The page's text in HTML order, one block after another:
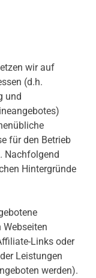
wir auf
(d.h.
und
für den Betrieb
Nachfolgend
Hintergründe
Links oder
Leistungen
werden).